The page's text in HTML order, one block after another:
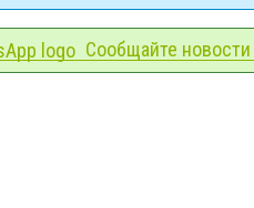
Сообщайте